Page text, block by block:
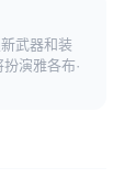
武器和装
演雅各布·